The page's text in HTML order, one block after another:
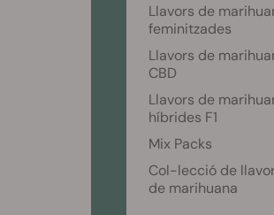
Llavors de
feminitzades
Llavors de
CBD
Llavors de
híbrides F1
Mix Packs
Col-lecció de
de marihuana